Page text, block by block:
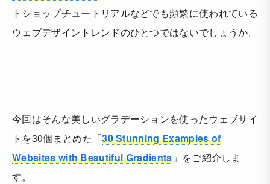
トショップチュートリアルなどでも頻繁に使われている
ウェブデザイントレンドのひとつではないでしょうか。
今回はそんな美しいグラデーションを使ったウェブサイ
トを30個まとめた「30 Stunning Examples of
Websites with Beautiful Gradients」をご紹介しま
す。